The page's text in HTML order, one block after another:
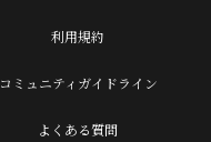
利用規約
コミュニティガイドライン
よくある質問